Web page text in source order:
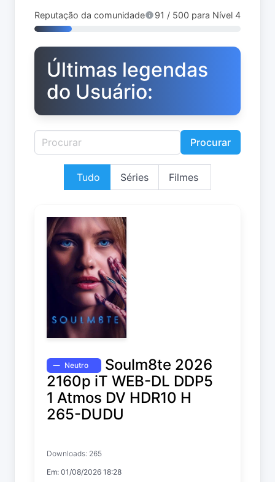
Reputação da comunidade 91 / 500 para Nível 4
Últimas legendas
do Usuário:
Procurar
Tudo Séries Filmes
Neutro
Soulm8te 2026
2160p iT WEB-DL DDP5
1 Atmos DV HDR10 H
265-DUDU
Downloads: 265
Em: 01/08/2026 18:28